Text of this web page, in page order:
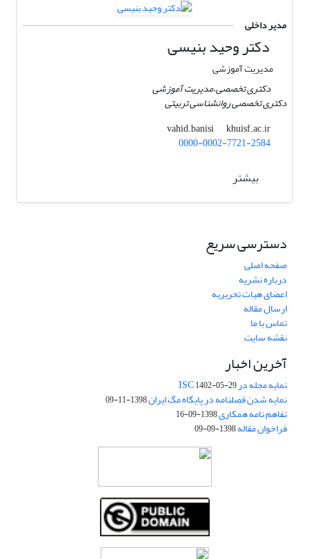
مدیر داخلی
دکتر وحید بنیسی
مدیریت آموزشی
دکتری تخصصی،مدیریت آموزشی
دکتری تخصصی روانشناسی تربیتی
vahid.banisi
khuisf.ac.ir
0000-0002-7721-2584
بیشتر
دسترسی سریع
صفحه اصلی
درباره نشریه
اعضای هیات تحریریه
ارسال مقاله
تماس با ما
نقشه سایت
آخرین اخبار
نمایه مجله در ISC1402-05-29
نمایه شدن فصلنامه در پایگاه مگ ایران1398-11-09
تفاهم نامه همکاری1398-09-16
فراخوان مقاله1398-09-09